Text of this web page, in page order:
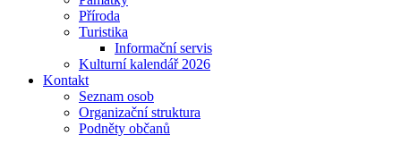
Příroda
Turistika
Informační servis
Kulturní kalendář 2026
Kontakt
Seznam osob
Organizační struktura
Podněty občanů